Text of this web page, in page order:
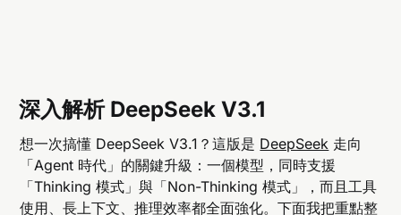
深入解析 DeepSeek V3.1
想一次搞懂 DeepSeek V3.1？這版是 DeepSeek 走向
「Agent 時代」的關鍵升級：一個模型，同時支援
「Thinking 模式」與「Non-Thinking 模式」，而且工具
使用、長上下文、推理效率都全面強化。下面我把重點整